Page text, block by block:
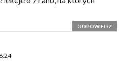
ODPOWIEDZ